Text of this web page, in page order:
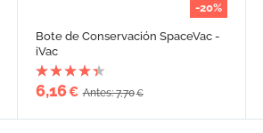
-20%
Bote de Conservación SpaceVac -
iVac
6,16€ Antes: 7,70€